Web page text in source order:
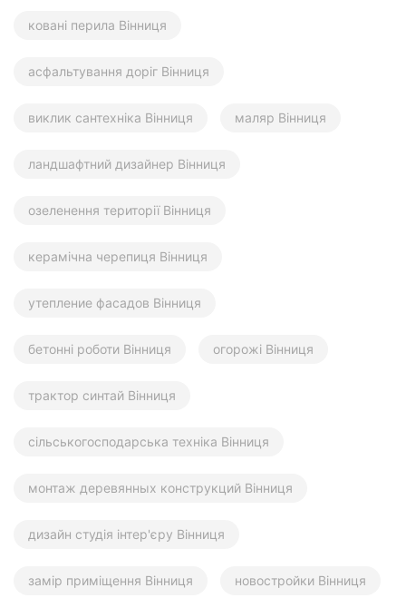
ковані перила Вінниця
асфальтування доріг Вінниця
виклик сантехніка Вінниця маляр Вінниця
ландшафтний дизайнер Вінниця
озеленення території Вінниця
керамічна черепиця Вінниця
утепление фасадов Вінниця
бетонні роботи Вінниця огорожі Вінниця
трактор синтай Вінниця
сільськогосподарська техніка Вінниця
монтаж деревянных конструкций Вінниця
дизайн студія інтер'єру Вінниця
замір приміщення Вінниця новостройки Вінниця